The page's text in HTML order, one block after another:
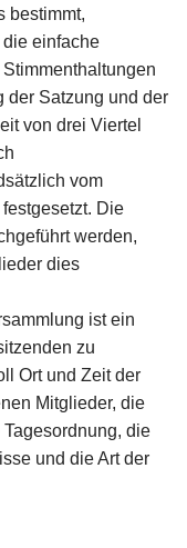
bestimmt,
einfache
der Satzung und der
von drei Viertel
vom
Die
werden,
dies
ist ein
zu
Ort und Zeit der
Mitglieder, die
die
und die Art der